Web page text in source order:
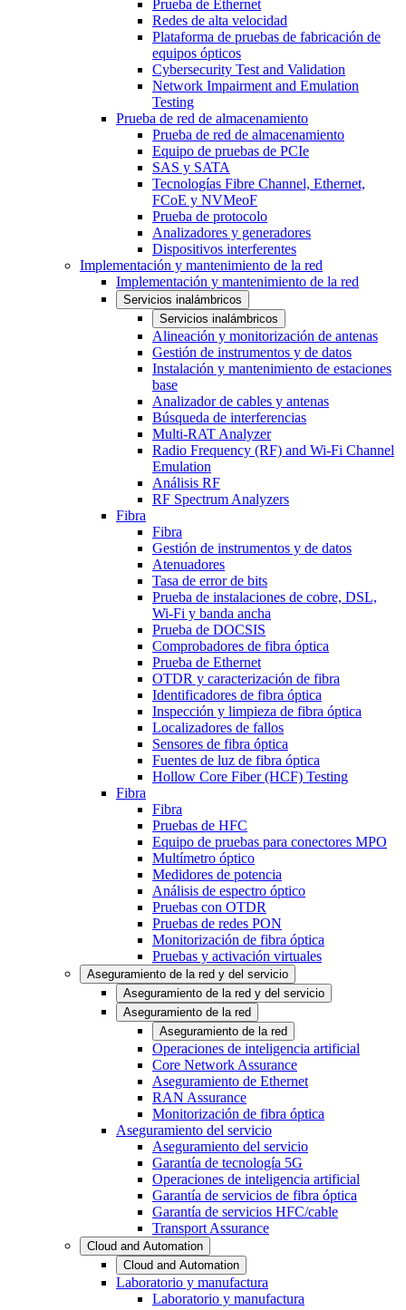
Prueba de Ethernet
Redes de alta velocidad
Plataforma de pruebas de fabricación de
equipos ópticos
Cybersecurity Test and Validation
Network Impairment and Emulation
Testing
Prueba de red de almacenamiento
Prueba de red de almacenamiento
Equipo de pruebas de PCIe
SAS y SATA
Tecnologías Fibre Channel, Ethernet,
FCoE y NVMeoF
Prueba de protocolo
Analizadores y generadores
Dispositivos interferentes
Implementación y mantenimiento de la red
Implementación y mantenimiento de la red
Servicios inalámbricos
Servicios inalámbricos
Alineación y monitorización de antenas
Gestión de instrumentos y de datos
Instalación y mantenimiento de estaciones
base
Analizador de cables y antenas
Búsqueda de interferencias
Multi-RAT Analyzer
Radio Frequency (RF) and Wi-Fi Channel
Emulation
Análisis RF
RF Spectrum Analyzers
Fibra
Fibra
Gestión de instrumentos y de datos
Atenuadores
Tasa de error de bits
Prueba de instalaciones de cobre, DSL,
Wi-Fi y banda ancha
Prueba de DOCSIS
Comprobadores de fibra óptica
Prueba de Ethernet
OTDR y caracterización de fibra
Identificadores de fibra óptica
Inspección y limpieza de fibra óptica
Localizadores de fallos
Sensores de fibra óptica
Fuentes de luz de fibra óptica
Hollow Core Fiber (HCF) Testing
Fibra
Fibra
Pruebas de HFC
Equipo de pruebas para conectores MPO
Multímetro óptico
Medidores de potencia
Análisis de espectro óptico
Pruebas con OTDR
Pruebas de redes PON
Monitorización de fibra óptica
Pruebas y activación virtuales
Aseguramiento de la red y del servicio
Aseguramiento de la red y del servicio
Aseguramiento de la red
Aseguramiento de la red
Operaciones de inteligencia artificial
Core Network Assurance
Aseguramiento de Ethernet
RAN Assurance
Monitorización de fibra óptica
Aseguramiento del servicio
Aseguramiento del servicio
Garantía de tecnología 5G
Operaciones de inteligencia artificial
Garantía de servicios de fibra óptica
Garantía de servicios HFC/cable
Transport Assurance
Cloud and Automation
Cloud and Automation
Laboratorio y manufactura
Laboratorio y manufactura